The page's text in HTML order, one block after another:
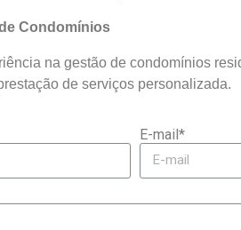
Condomínios
na gestão de condomínios
de serviços personalizada.
E-mail*